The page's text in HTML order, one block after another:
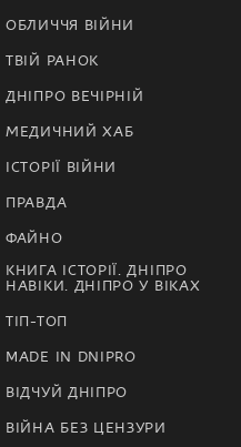
ОБЛИЧЧЯ ВІЙНИ
ТВІЙ РАНОК
ДНІПРО ВЕЧІРНІЙ
МЕДИЧНИЙ ХАБ
ІСТОРІЇ ВІЙНИ
ПРАВДА
ФАЙНО
КНИГА ІСТОРІЇ. ДНІПРО
НАВІКИ. ДНІПРО У ВІКАХ
ТІП-ТОП
MADE IN DNIPRO
ВІДЧУЙ ДНІПРО
ВІЙНА БЕЗ ЦЕНЗУРИ